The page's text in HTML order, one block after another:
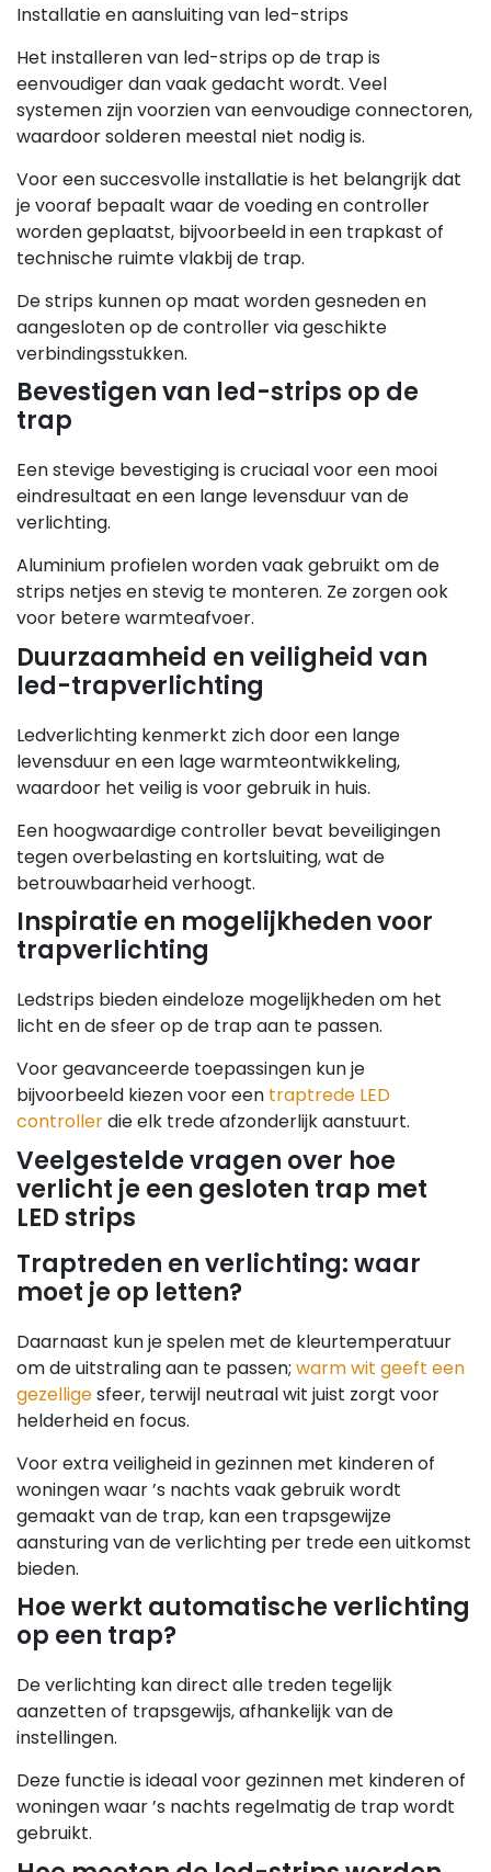
Installatie en aansluiting van led-strips
Het installeren van led-strips op de trap is
eenvoudiger dan vaak gedacht wordt. Veel
systemen zijn voorzien van eenvoudige connectoren,
waardoor solderen meestal niet nodig is.
Voor een succesvolle installatie is het belangrijk dat
je vooraf bepaalt waar de voeding en controller
worden geplaatst, bijvoorbeeld in een trapkast of
technische ruimte vlakbij de trap.
De strips kunnen op maat worden gesneden en
aangesloten op de controller via geschikte
verbindingsstukken.
Bevestigen van led-strips op de
trap
Een stevige bevestiging is cruciaal voor een mooi
eindresultaat en een lange levensduur van de
verlichting.
Aluminium profielen worden vaak gebruikt om de
strips netjes en stevig te monteren. Ze zorgen ook
voor betere warmteafvoer.
Duurzaamheid en veiligheid van
led-trapverlichting
Ledverlichting kenmerkt zich door een lange
levensduur en een lage warmteontwikkeling,
waardoor het veilig is voor gebruik in huis.
Een hoogwaardige controller bevat beveiligingen
tegen overbelasting en kortsluiting, wat de
betrouwbaarheid verhoogt.
Inspiratie en mogelijkheden voor
trapverlichting
Ledstrips bieden eindeloze mogelijkheden om het
licht en de sfeer op de trap aan te passen.
Voor geavanceerde toepassingen kun je
bijvoorbeeld kiezen voor een traptrede LED
controllerdie elk trede afzonderlijk aanstuurt.
Veelgestelde vragen over hoe
verlicht je een gesloten trap met
LED strips
Traptreden en verlichting: waar
moet je op letten?
Daarnaast kun je spelen met de kleurtemperatuur
om de uitstraling aan te passen; warm wit geeft een
gezelligesfeer, terwijl neutraal wit juist zorgt voor
helderheid en focus.
Voor extra veiligheid in gezinnen met kinderen of
woningen waar ’s nachts vaak gebruik wordt
gemaakt van de trap, kan een trapsgewijze
aansturing van de verlichting per trede een uitkomst
bieden.
Hoe werkt automatische verlichting
op een trap?
De verlichting kan direct alle treden tegelijk
aanzetten of trapsgewijs, afhankelijk van de
instellingen.
Deze functie is ideaal voor gezinnen met kinderen of
woningen waar ’s nachts regelmatig de trap wordt
gebruikt.